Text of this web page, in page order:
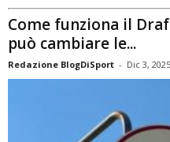
Come funziona il
può cambiare le...
Redazione BlogDiSport - Dic 3, 2025